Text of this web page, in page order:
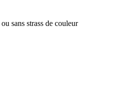
sans strass de couleur